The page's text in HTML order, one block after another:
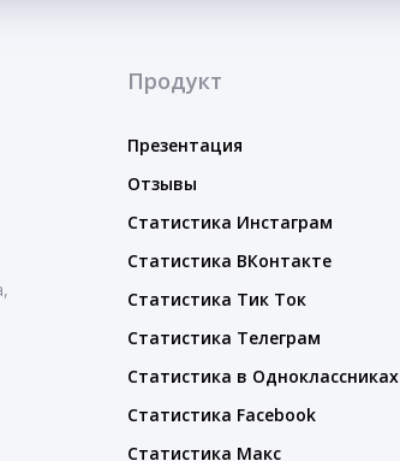
Продукт
Презентация
Отзывы
Статистика Инстаграм
Статистика ВКонтакте
Статистика Тик Ток
Статистика Телеграм
Статистика в Одноклассниках
Статистика Facebook
Статистика Макс